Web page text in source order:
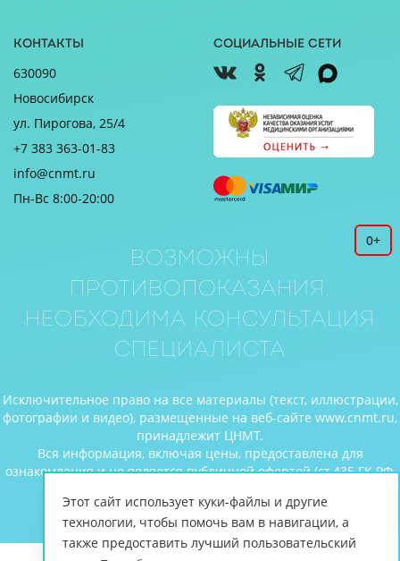
Контакты
630090
Новосибирск
ул. Пирогова, 25/4
+7 383 363-01-83
info@cnmt.ru
Пн-Вс 8:00-20:00
Социальные сети
0+
Возможны
противопоказания.
Необходима консультация
специалиста
Исключительное право на все материалы (текст, иллюстрации,
фотографии и видео), размещенные на веб-сайте www.cnmt.ru,
принадлежит ЦНМТ.
Вся информация, включая цены, предоставлена для
ознакомления и не является публичной офертой (ст.435 ГК РФ,
© Центр новых медицинских технологий, 2026
Этот сайт использует куки-файлы и другие
технологии, чтобы помочь вам в навигации, а
также предоставить лучший пользовательский